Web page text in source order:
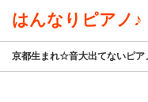
はんなりピアノ♪
京都生まれ☆音大出てないピア